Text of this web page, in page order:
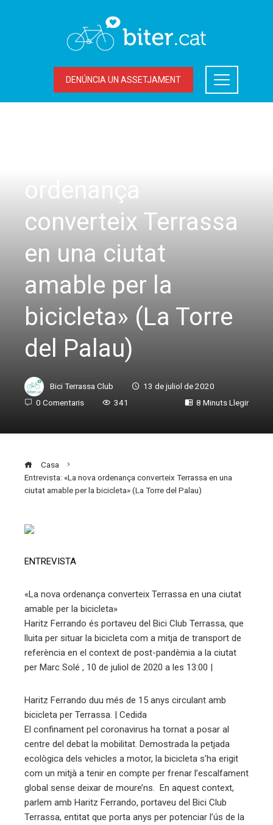
DENÚNCIA UN ASSETJAMENT
ordenança
converteix Terrassa
en una ciutat
amable per la
bicicleta» (La Torre
del Palau)
Bici Terrassa Club
13 de juliol de 2020
0 Comentaris
341 8 Minuts Llegir
Casa
Entrevista: «La nova ordenança converteix Terrassa en una
ciutat amable per la bicicleta» (La Torre del Palau)
ENTREVISTA
«La nova ordenança converteix Terrassa en una ciutat
amable per la bicicleta»
Haritz Ferrando és portaveu del Bici Club Terrassa, que
lluita per situar la bicicleta com a mitja de transport de
referència en el context de post-pandèmia a la ciutat
per Marc Solé , 10 de juliol de 2020 a les 13:00 |
Haritz Ferrando duu més de 15 anys circulant amb
bicicleta per Terrassa. | Cedida
El confinament pel coronavirus ha tornat a posar al
centre del debat la mobilitat. Demostrada la petjada
ecològica dels vehicles a motor, la bicicleta s’ha erigit
com un mitjà a tenir en compte per frenar l’escalfament
global sense deixar de moure’ns. En aquest context,
parlem amb Haritz Ferrando, portaveu del Bici Club
Terrassa, entitat que porta anys per potenciar l’ús de la